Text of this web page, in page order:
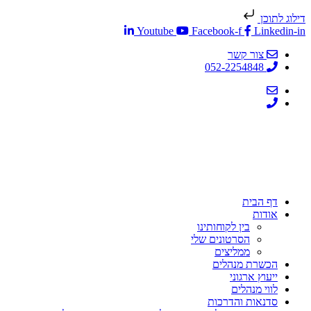
דילוג לתוכן
Youtube
Facebook-f
Linkedin-in
צור קשר
052-2254848
דף הבית
אודות
בין לקוחותינו
הסרטונים שלי
ממליצים
הכשרת מנהלים
ייעוץ ארגוני
לווי מנהלים
סדנאות והדרכות